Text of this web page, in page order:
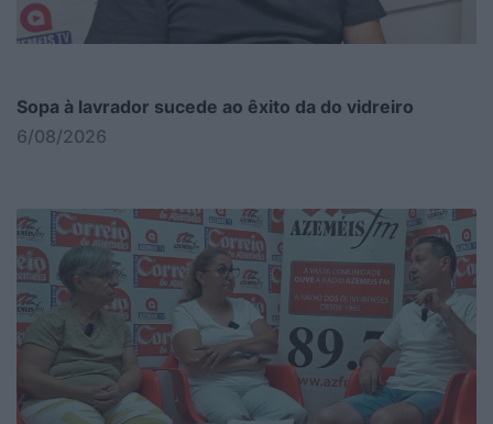
Sopa à lavrador sucede ao êxito da do vidreiro
6/08/2026